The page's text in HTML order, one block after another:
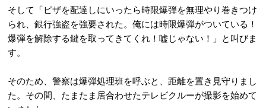
そして「ピザを配達しにいったら時限爆弾を無理やり巻きつけ
られ、銀行強盗を強要された。俺には時限爆弾がついている！
爆弾を解除する鍵を取ってきてくれ！嘘じゃない！」と叫びま
す。
そのため、警察は爆弾処理班を呼ぶと、距離を置き見守りまし
た。 その間、たまたま居合わせたテレビクルーが撮影を始めて